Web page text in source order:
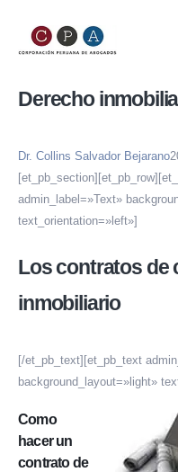
Derecho
Dr. Collins Salvador Bejarano
admin_label=»Text»
text_orientation=»left»]
Los contratos de
inmobiliario
[/et_pb_text][et_pb_text
background_layout=»light»
Como
hacer un
contrato de